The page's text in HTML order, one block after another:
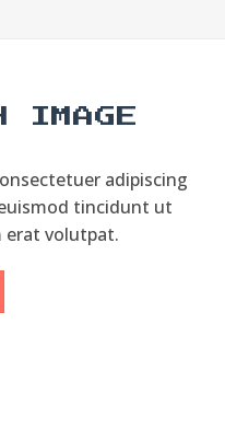
IMAGE
adipiscing
tincidunt ut
erat volutpat.